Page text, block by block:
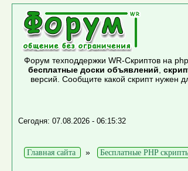
Форум техподдержки WR-Скриптов на
бесплатные доски объявлений
версий. Сообщите какой скрипт нужен
Сегодня: 07.08.2026 - 06:15:32
Главная сайта » Бесплатные PHP